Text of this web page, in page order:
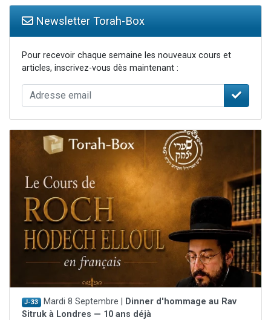
Newsletter Torah-Box
Pour recevoir chaque semaine les nouveaux cours et
articles, inscrivez-vous dès maintenant :
J-33 Mardi 8 Septembre |
Dinner d'hommage au Rav
Sitruk à Londres — 10 ans déjà